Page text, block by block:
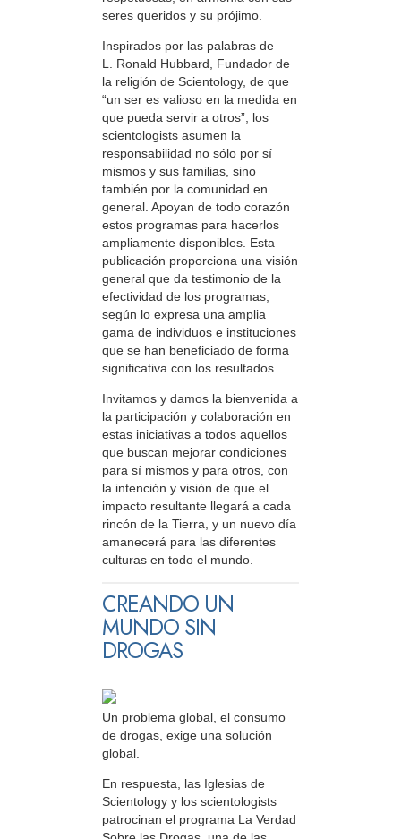
seres queridos y su prójimo.
Inspirados por las palabras de
L. Ronald Hubbard, Fundador de
la religión de Scientology, de que
“un ser es valioso en la medida en
que pueda servir a otros”, los
scientologists asumen la
responsabilidad no sólo por sí
mismos y sus familias, sino
también por la comunidad en
general. Apoyan de todo corazón
estos programas para hacerlos
ampliamente disponibles. Esta
publicación proporciona una visión
general que da testimonio de la
efectividad de los programas,
según lo expresa una amplia
gama de individuos e instituciones
que se han beneficiado de forma
significativa con los resultados.
Invitamos y damos la bienvenida a
la participación y colaboración en
estas iniciativas a todos aquellos
que buscan mejorar condiciones
para sí mismos y para otros, con
la intención y visión de que el
impacto resultante llegará a cada
rincón de la Tierra, y un nuevo día
amanecerá para las diferentes
culturas en todo el mundo.
CREANDO UN
MUNDO SIN
DROGAS
Un problema global, el consumo
de drogas, exige una solución
global.
En respuesta, las Iglesias de
Scientology y los scientologists
patrocinan el programa La Verdad